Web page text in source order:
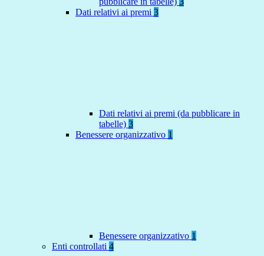
Dati relativi ai premi 3
Dati relativi ai premi (da pubblicare in
tabelle) 3
Benessere organizzativo 1
Benessere organizzativo 1
Enti controllati 4